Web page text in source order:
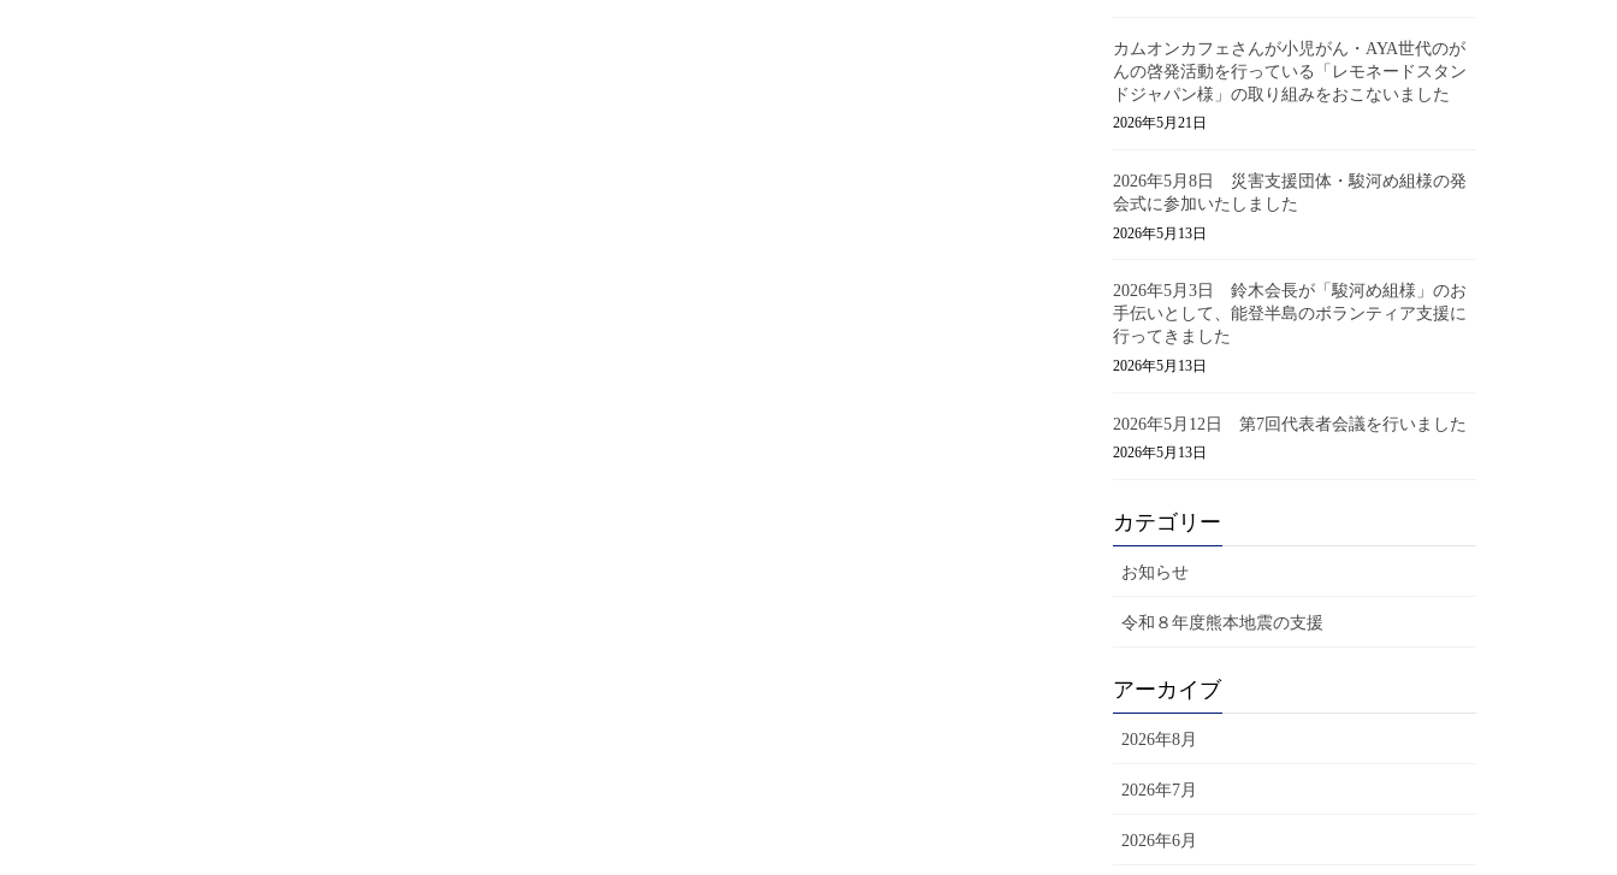
カムオンカフェさんが小児がん・AYA世代のが
んの啓発活動を行っている「レモネードスタン
ドジャパン様」の取り組みをおこないました
2026年5月21日
2026年5月8日 災害支援団体・駿河め組様の発
会式に参加いたしました
2026年5月13日
2026年5月3日 鈴木会長が「駿河め組様」のお
手伝いとして、能登半島のボランティア支援に
行ってきました
2026年5月13日
2026年5月12日 第7回代表者会議を行いました
2026年5月13日
カテゴリー
お知らせ
令和８年度熊本地震の支援
アーカイブ
2026年8月
2026年7月
2026年6月